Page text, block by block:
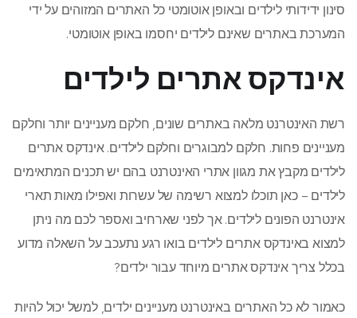
סינון ידידותי לילדים ובאופן אוטומטי כל האתרים המזוהים על ידי
המערכת באתרים שאינם לילדים יחסמו באופן אוטומטי.
אינדקס אתרים לילדים
רשת האינטרנט מלאה באתרים שונים, חלקם מעניינים יותר וחלקם
מעניינים פחות. חלקם למבוגרים וחלקם לילדים. אינדקס אתרים
לילדים מקבץ את מגוון אתרי האינטרנט בהם יש תכנים המתאימים
לילדים – כאן תוכלו למצוא רשימה של עשרות ואפילו מאות תארי
אינטרנט הפונים לילדים. אך לפני שארחיב ואספר לכם מה ניתן
למצוא באינדקס אתרים לילדים בואו רגע נתעכב על השאלה מדוע
בכלל צריך אינדקס אתרים מיוחד עבור ילדים?
כאמור לא כל האתרים באינטרנט מעניינים ילדים, למשל יכול להיות